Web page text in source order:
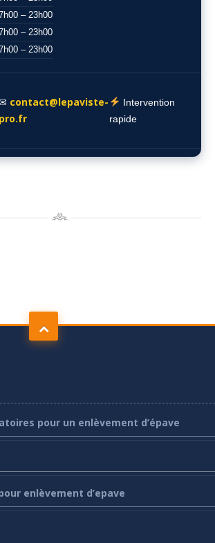
– 23h00
– 23h00
– 23h00
✉ contact@lepaviste-
pro.fr
Intervention
rapide
pour un enlèvement d’épave
enlèvement d’epave